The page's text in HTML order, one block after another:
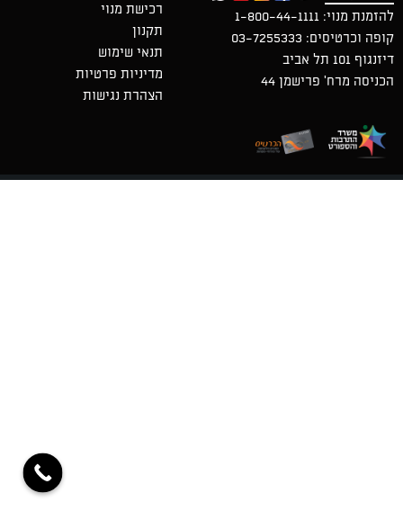
להזמנת מנוי: 1-800-44-1111
קופה וכרטיסים: 03-7255333
דיזנגוף 101 תל אביב
הכניסה מרח' פרישמן 44
רכישת מנוי
תקנון
תנאי שימוש
מדיניות פרטיות
הצהרת נגישות